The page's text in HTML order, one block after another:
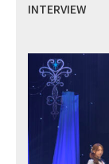
INTERVIEW